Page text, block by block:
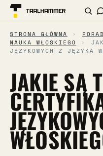
STRONA GŁÓWNA ›
NAUKA WŁOSKIEGO
›
JĘZYKOWYCH Z JĘZYKA
JAKIE SĄ